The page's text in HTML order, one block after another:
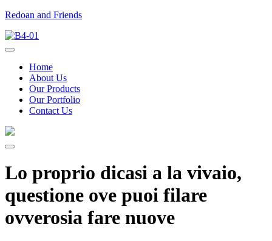
Redoan and Friends
Home
About Us
Our Products
Our Portfolio
Contact Us
Lo proprio dicasi a la vivaio,
questione ove puoi filare
ovverosia fare nuove